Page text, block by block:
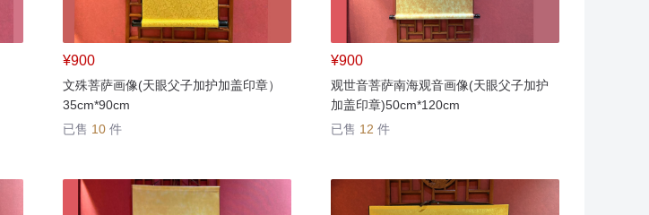
¥900
文殊菩萨画像(天眼父子加护加盖印章）
35cm*90cm
已售 10 件
¥900
观世音菩萨南海观音画像(天眼父子加护
加盖印章)50cm*120cm
已售 12 件